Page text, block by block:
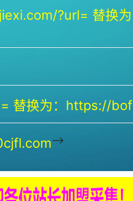
?url= 替换
替换为：https://
-->